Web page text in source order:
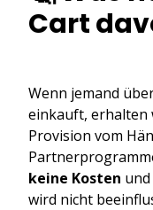
Cart
Wenn jemand
einkauft, erhalten
Provision vom
keine Kosten
wird nicht